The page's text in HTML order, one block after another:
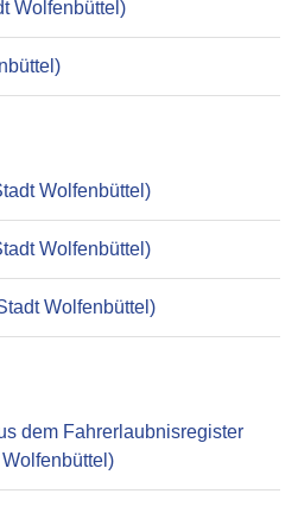
Wolfenbüttel)
Wolfenbüttel)
Wolfenbüttel)
Wolfenbüttel)
dem Fahrerlaubnisregister